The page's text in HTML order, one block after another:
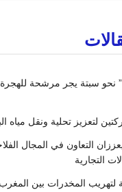
نحو سبتة يجر مرشحة
لتعزيز تحلية ونقل مياه
التعاون في المجال
التجارية
لتهريب المخدرات بين المغرب